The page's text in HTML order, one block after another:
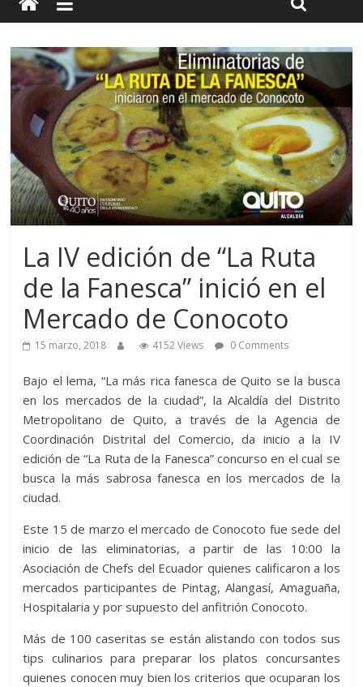
La IV edición de “La Ruta
de la Fanesca” inició en el
Mercado de Conocoto
15 marzo, 2018 4152 Views 0 Comments
Bajo el lema, “La más rica fanesca de Quito se la busca
en los mercados de la ciudad”, la Alcaldía del Distrito
Metropolitano de Quito, a través de la Agencia de
Coordinación Distrital del Comercio, da inicio a la IV
edición de “La Ruta de la Fanesca” concurso en el cual se
busca la más sabrosa fanesca en los mercados de la
ciudad.
Este 15 de marzo el mercado de Conocoto fue sede del
inicio de las eliminatorias, a partir de las 10:00 la
Asociación de Chefs del Ecuador quienes calificaron a los
mercados participantes de Pintag, Alangasí, Amaguaña,
Hospitalaria y por supuesto del anfitrión Conocoto.
Más de 100 caseritas se están alistando con todos sus
tips culinarios para preparar los platos concursantes
quienes conocen muy bien los criterios que ocuparan los